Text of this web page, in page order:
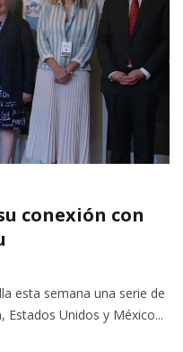
conexión con
esta semana una serie de
Estados Unidos y México...